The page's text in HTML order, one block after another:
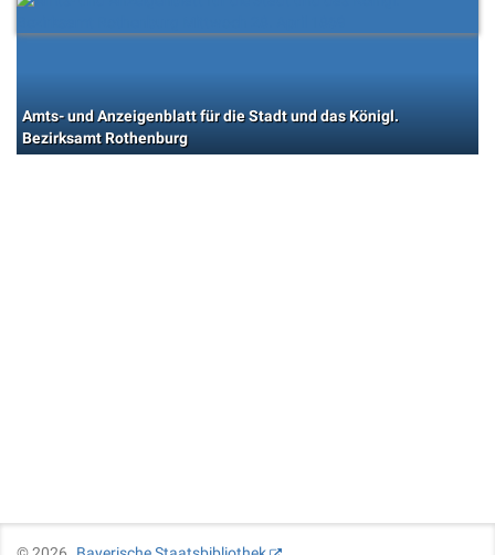
Amts- und Anzeigenblatt für die Stadt und das Königl.
Bezirksamt Rothenburg